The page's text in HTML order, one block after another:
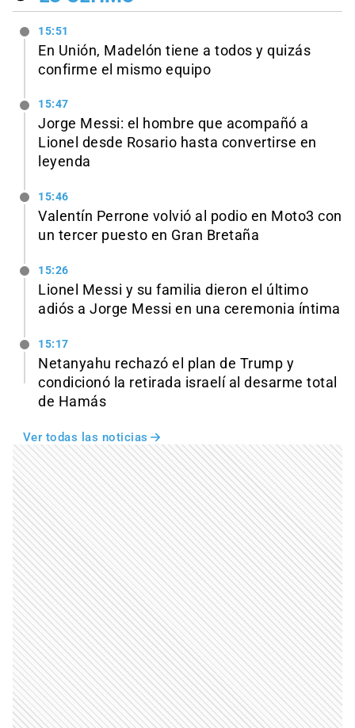
15:51
En Unión, Madelón tiene a todos y quizás
confirme el mismo equipo
15:47
Jorge Messi: el hombre que acompañó a
Lionel desde Rosario hasta convertirse en
leyenda
15:46
Valentín Perrone volvió al podio en Moto3 con
un tercer puesto en Gran Bretaña
15:26
Lionel Messi y su familia dieron el último
adiós a Jorge Messi en una ceremonia íntima
15:17
Netanyahu rechazó el plan de Trump y
condicionó la retirada israelí al desarme total
de Hamás
Ver todas las noticias